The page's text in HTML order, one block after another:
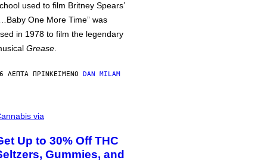
used to film Britney Spears’
One More Time” was
in 1978 to film the legendary
Grease
ΛΕΠΤΆ ΠΡΙΝΚΕΊΜΕΝΟ DAN MILAM
via
Up to 30% Off THC
Gummies, and